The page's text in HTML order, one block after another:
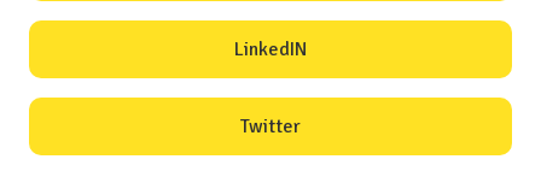
LinkedIN
Twitter